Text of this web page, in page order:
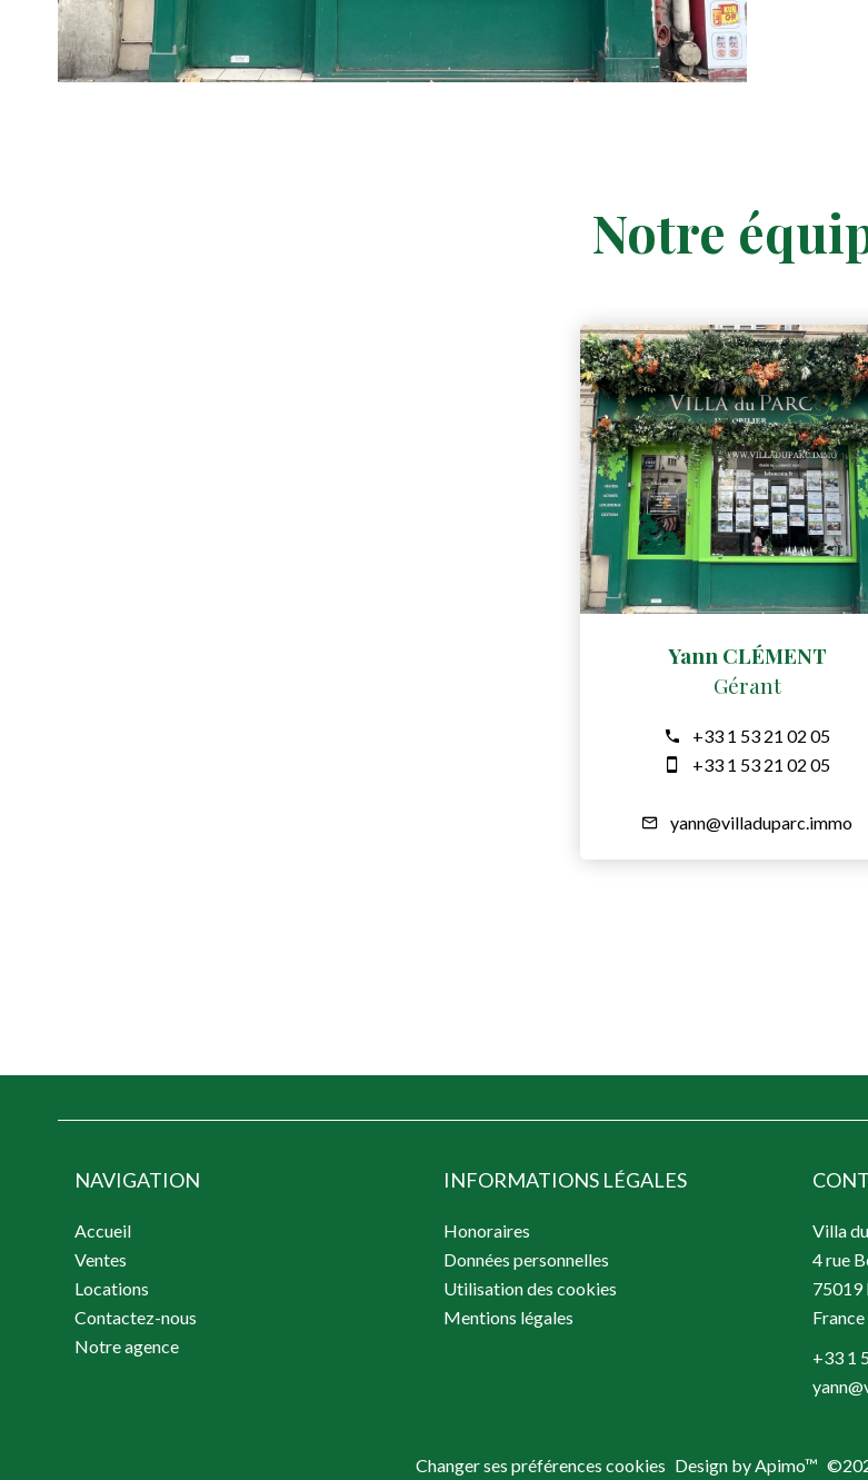
Notre
Yann CLÉMENT
Gérant
+33 1 53 21 02 05
+33 1 53 21 02 05
yann@villaduparc.immo
NAVIGATION
Accueil
Ventes
Locations
Contactez-nous
Notre agence
INFORMATIONS LÉGALES
Honoraires
Données personnelles
Utilisation des cookies
Mentions légales
Villa
4 rue
75019
France
+33 1
Changer ses préférences cookies Design byApimo™